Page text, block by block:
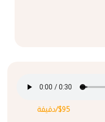
$95/دقيقة